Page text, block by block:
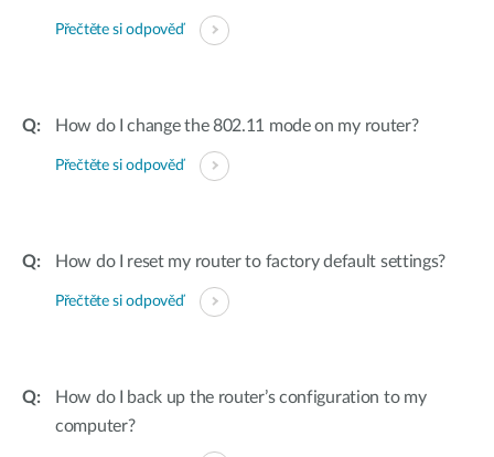
Přečtěte si odpověď
How do I change the 802.11 mode on my router?
Přečtěte si odpověď
How do I reset my router to factory default settings?
Přečtěte si odpověď
How do I back up the router’s configuration to my
computer?